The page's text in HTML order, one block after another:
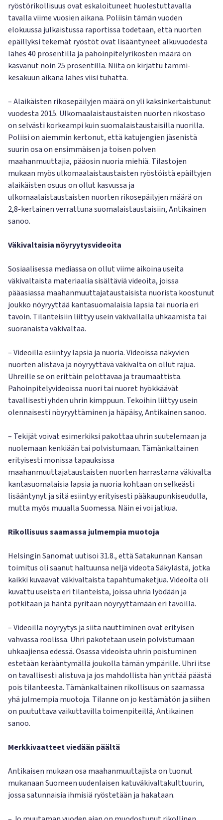
ryöstörikollisuus ovat eskaloituneet huolestuttavalla
tavalla viime vuosien aikana. Poliisin tämän vuoden
elokuussa julkaistussa raportissa todetaan, että nuorten
epäillyksi tekemät ryöstöt ovat lisääntyneet alkuvuodesta
lähes 40 prosentilla ja pahoinpitelyrikosten määrä on
kasvanut noin 25 prosentilla. Niitä on kirjattu tammi-
kesäkuun aikana lähes viisi tuhatta.
– Alaikäisten rikosepäilyjen määrä on yli kaksinkertaistunut
vuodesta 2015. Ulkomaalaistaustaisten nuorten rikostaso
on selvästi korkeampi kuin suomalaistaustaisilla nuorilla.
Poliisi on aiemmin kertonut, että katujengien jäsenistä
suurin osa on ensimmäisen ja toisen polven
maahanmuuttajia, pääosin nuoria miehiä. Tilastojen
mukaan myös ulkomaalaistaustaisten ryöstöistä epäiltyjen
alaikäisten osuus on ollut kasvussa ja
ulkomaalaistaustaisten nuorten rikosepäilyjen määrä on
2,8-kertainen verrattuna suomalaistaustaisiin, Antikainen
sanoo.
Väkivaltaisia nöyryytysvideoita
Sosiaalisessa mediassa on ollut viime aikoina useita
väkivaltaista materiaalia sisältäviä videoita, joissa
pääasiassa maahanmuuttajataustaisista nuorista koostunut
joukko nöyryyttää kantasuomalaisia lapsia tai nuoria eri
tavoin. Tilanteisiin liittyy usein väkivallalla uhkaamista tai
suoranaista väkivaltaa.
– Videoilla esiintyy lapsia ja nuoria. Videoissa näkyvien
nuorten alistava ja nöyryyttävä väkivalta on ollut rajua.
Uhreille se on erittäin pelottavaa ja traumaattista.
Pahoinpitelyvideoissa nuori tai nuoret hyökkäävät
tavallisesti yhden uhrin kimppuun. Tekoihin liittyy usein
olennaisesti nöyryyttäminen ja häpäisy, Antikainen sanoo.
– Tekijät voivat esimerkiksi pakottaa uhrin suutelemaan ja
nuolemaan kenkiään tai polvistumaan. Tämänkaltainen
erityisesti monissa tapauksissa
maahanmuuttajataustaisten nuorten harrastama väkivalta
kantasuomalaisia lapsia ja nuoria kohtaan on selkeästi
lisääntynyt ja sitä esiintyy erityisesti pääkaupunkiseudulla,
mutta myös muualla Suomessa. Näin ei voi jatkua.
Rikollisuus saamassa julmempia muotoja
Helsingin Sanomat uutisoi 31.8., että Satakunnan Kansan
toimitus oli saanut haltuunsa neljä videota Säkylästä, jotka
kaikki kuvaavat väkivaltaista tapahtumaketjua. Videoita oli
kuvattu useista eri tilanteista, joissa uhria lyödään ja
potkitaan ja häntä pyritään nöyryyttämään eri tavoilla.
– Videoilla nöyryytys ja siitä nauttiminen ovat erityisen
vahvassa roolissa. Uhri pakotetaan usein polvistumaan
uhkaajiensa edessä. Osassa videoista uhrin poistuminen
estetään kerääntymällä joukolla tämän ympärille. Uhri itse
on tavallisesti alistuva ja jos mahdollista hän yrittää päästä
pois tilanteesta. Tämänkaltainen rikollisuus on saamassa
yhä julmempia muotoja. Tilanne on jo kestämätön ja siihen
on puututtava vaikuttavilla toimenpiteillä, Antikainen
sanoo.
Merkkivaatteet viedään päältä
Antikaisen mukaan osa maahanmuuttajista on tuonut
mukanaan Suomeen uudenlaisen katuväkivaltakulttuurin,
jossa satunnaisia ihmisiä ryöstetään ja hakataan.